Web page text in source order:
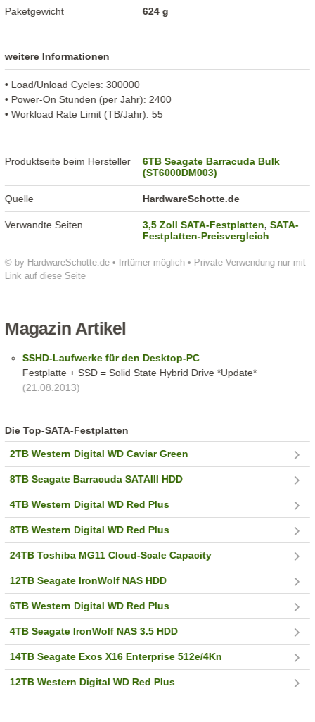
© by HardwareSchotte.de • Irrtümer möglich • Private Verwendung nur mit
Link auf diese Seite
Paketgewicht 624 g
weitere Informationen
• Load/Unload Cycles: 300000
• Power-On Stunden (per Jahr): 2400
• Workload Rate Limit (TB/Jahr): 55
Produktseite beim Hersteller
6TB Seagate Barracuda Bulk
(ST6000DM003)
Quelle HardwareSchotte.de
Verwandte Seiten 3,5 Zoll SATA-Festplatten,SATA-
Festplatten-Preisvergleich
Magazin Artikel
SSHD-Laufwerke für den Desktop-PC
Festplatte + SSD = Solid State Hybrid Drive *Update*
(21.08.2013)
Die Top-SATA-Festplatten
2TB Western Digital WD Caviar Green
8TB Seagate Barracuda SATAIII HDD
4TB Western Digital WD Red Plus
8TB Western Digital WD Red Plus
24TB Toshiba MG11 Cloud-Scale Capacity
12TB Seagate IronWolf NAS HDD
6TB Western Digital WD Red Plus
4TB Seagate IronWolf NAS 3.5 HDD
14TB Seagate Exos X16 Enterprise 512e/4Kn
12TB Western Digital WD Red Plus